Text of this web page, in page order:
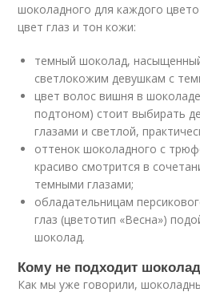
шоколадного для каждого
цвет глаз и тон кожи:
темный шоколад,
светлокожим девушкам с
цвет волос вишня в
подтоном) стоит выбирать
глазами и светлой,
оттенок шоколадного с
красиво смотрится в
темными глазами;
обладательницам
глаз (цветотип «Весна»)
шоколад.
Кому не подходит
Как мы уже говорили,